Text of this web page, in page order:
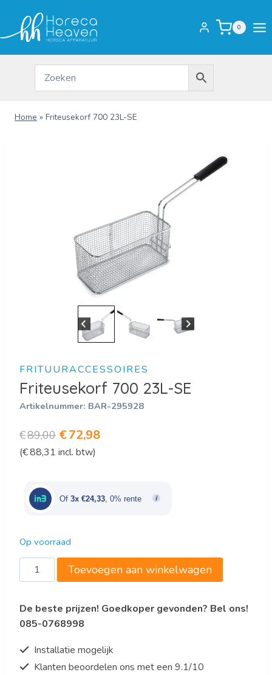
inhoud
0
Home » Friteusekorf 700 23L-SE
FRITUURACCESSOIRES
Friteusekorf 700 23L-SE
Artikelnummer: BAR-295928
€89,00 Oorspronkelijke
prijs
€89,00.
€72,98Huidige
€72,98.
(€88,31 incl. btw)
Of 3x €24,33 , 0% rente
Op voorraad
Friteusekorf
700
SE
aantal
Toevoegen aan winkelwagen
De beste prijzen! Goedkoper gevonden? Bel ons!
085-0768998
Installatie mogelijk
Klanten beoordelen ons met een 9.1/10